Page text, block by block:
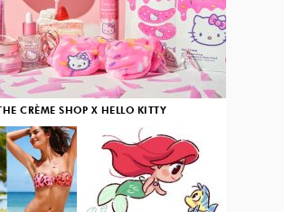
THE CRÈME SHOP X HELLO KITTY
3